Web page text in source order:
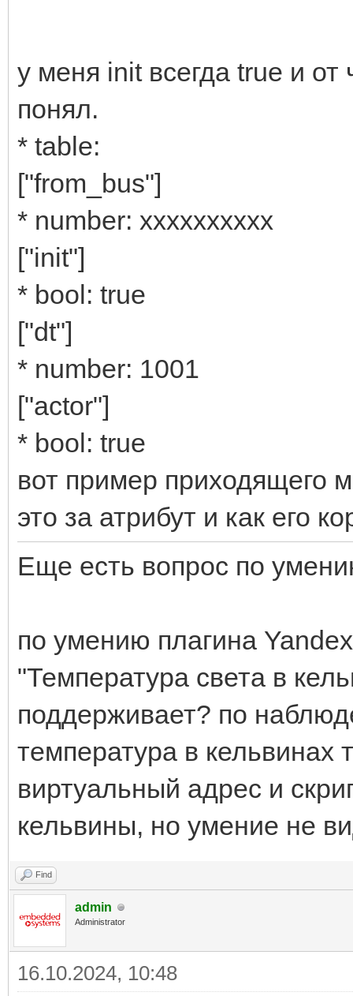
у меня init всегда true и от
понял.
* table:
["from_bus"]
* number: хххххххххх
["init"]
* bool: true
["dt"]
* number: 1001
["actor"]
* bool: true
вот пример приходящего
это за атрибут и как его
Еще есть вопрос по
по умению плагина
"Температура света в
поддерживает? по
температура в кельвинах
виртуальный адрес и
кельвины, но умение не
Find
admin
Administrator
16.10.2024, 10:48